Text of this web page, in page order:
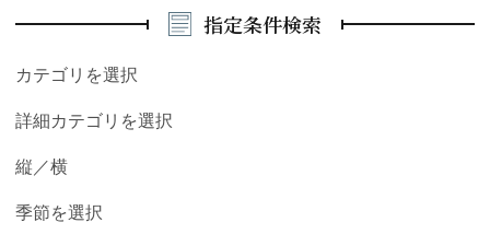
指定条件検索
カテゴリを選択
詳細カテゴリを選択
縦／横
季節を選択